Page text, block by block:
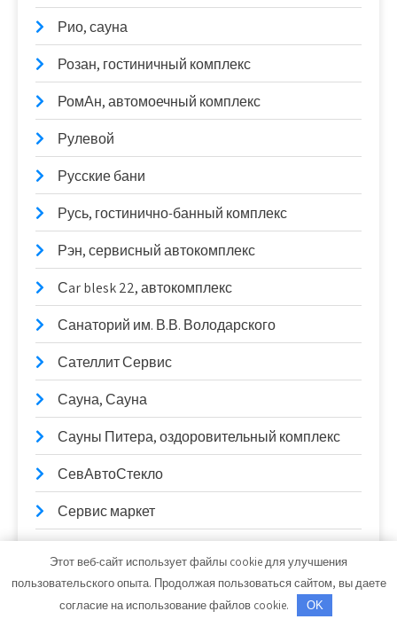
Рио, сауна
Розан, гостиничный комплекс
РомАн, автомоечный комплекс
Рулевой
Русские бани
Русь, гостинично-банный комплекс
Рэн, сервисный автокомплекс
Сar blesk 22, автокомплекс
Санаторий им. В.В. Володарского
Сателлит Сервис
Сауна, Сауна
Сауны Питера, оздоровительный комплекс
СевАвтоСтекло
Сервис маркет
Сибирское Здоровье, баня
Этот веб-сайт использует файлы cookie для улучшения
пользовательского опыта. Продолжая пользоваться сайтом, вы даете
согласие на использование файлов cookie.
OK